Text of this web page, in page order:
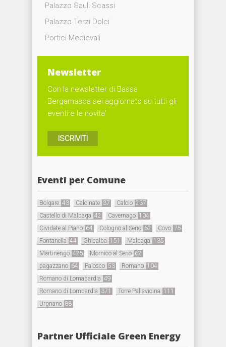
Palazzo Sauli Scassi
Palazzo Terzi Dolci
Portici Medievali
Newsletter
Con la newsletter di Bassa
Bergamasca sei aggiornato su tutti gli
eventi e le novita'
ISCRIVITI
Eventi per Comune
Bolgare 43 Calcinate 37 Calcio 237
Castello di Malpaga 42 Cavernago 104
Cividate al Piano 64 Cologno al Serio 62 Covo 75
Fontanella 44 Ghisalba 151 Malpaga 135
Martinengo 425 Mornico al Serio 62
pagazzano 64 Palosco 53 Romano 104
Romano di Lomabardia 49
Romano di Lombardia 371 Torre Pallavicina 111
Urgnano 88
Partner Ufficiale Green Energy